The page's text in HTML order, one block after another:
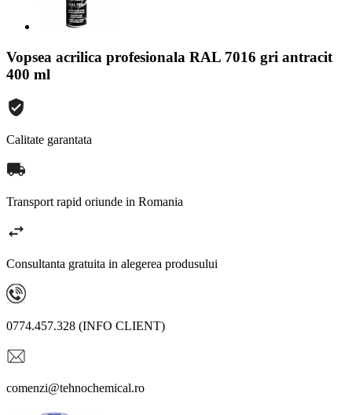
Vopsea acrilica profesionala RAL 7016 gri antracit
400 ml
Calitate garantata
Transport rapid oriunde in Romania
Consultanta gratuita in alegerea produsului
0774.457.328 (INFO CLIENT)
comenzi@tehnochemical.ro